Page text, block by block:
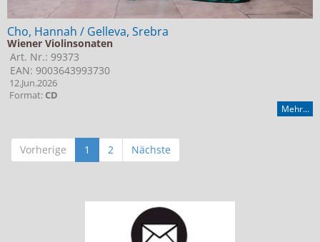
Cho, Hannah / Gelleva, Srebra
Wiener Violinsonaten
Art. Nr.: 99373
EAN: 9003643993730
12.Jun.2026
Format:CD
Mehr...
Vorherige 1 2 Nächste